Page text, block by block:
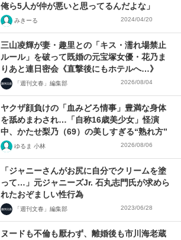
俺ら5人が仲が悪いと思ってるんだよな」
みきーる 2024/04/20
三山凌輝が妻・趣里との「キス・濡れ場禁止
ルール」を破って既婚の元宝塚女優・花乃ま
りあと連日密会《直撃後にもホテルへ…》
「週刊文春」編集部 2026/08/04
ヤクザ顔負けの「血みどろ情事」豊満な身体
を舐めまわされ…「自称16歳美少女」怪演
中、かたせ梨乃（69）の美しすぎる“熟れ方”
ゆるま 小林 2026/08/06
「ジャニーさんがお尻に自分でクリームを塗
って…」元ジャニーズJr. 石丸志門氏が求めら
れたおぞましい性行為
「週刊文春」編集部 2023/06/28
ヌードも不倫も厭わず、離婚後も市川海老蔵